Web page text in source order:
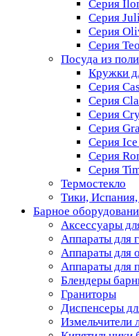
Серия
Серия
Серия
Серия
Посуда из
Кружки
Серия
Серия
Серия
Серия
Серия
Серия
Серия
Термостекло
Тики,
Барное
Аксессуары
Аппараты для
Аппараты для
Аппараты для
Блендеры
Граниторы
Диспенсеры
Измельчители